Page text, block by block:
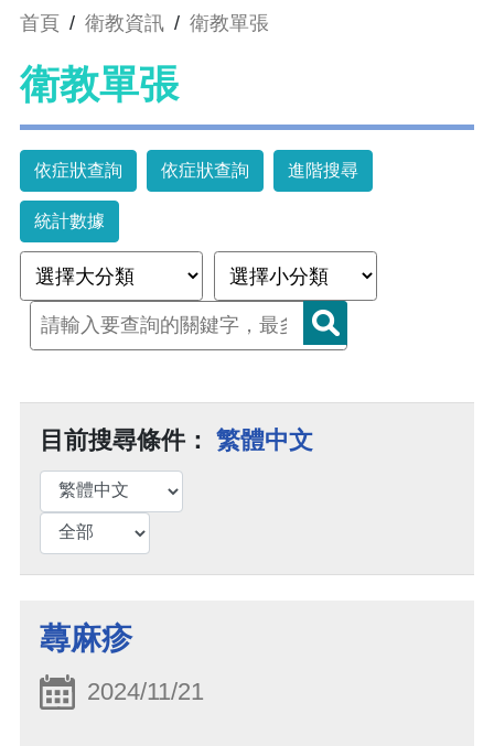
首頁 / 衛教資訊 / 衛教單張
衛教單張
依症狀查詢 依症狀查詢 進階搜尋
統計數據
目前搜尋條件： 繁體中文
蕁麻疹
2024/11/21